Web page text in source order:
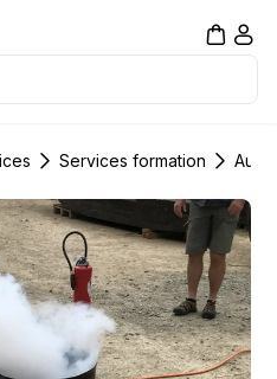
Services formation